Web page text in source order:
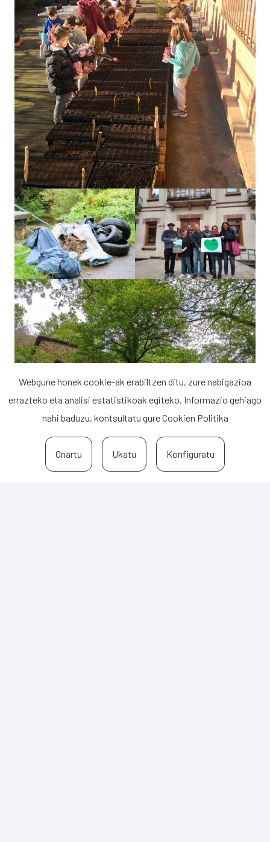
Webgune honek cookie-ak erabiltzen ditu, zure nabigazioa
errazteko eta analisi estatistikoak egiteko. Informazio gehiago
nahi baduzu, kontsultatu gureCookien Politika
Onartu Ukatu Konfiguratu